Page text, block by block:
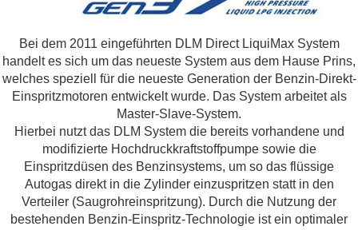
Bei dem 2011 eingeführten DLM Direct LiquiMax System
handelt es sich um das neueste System aus dem Hause Prins,
welches speziell für die neueste Generation der Benzin-Direkt-
Einspritzmotoren entwickelt wurde. Das System arbeitet als
Master-Slave-System.
Hierbei nutzt das DLM System die bereits vorhandene und
modifizierte Hochdruckkraftstoffpumpe sowie die
Einspritzdüsen des Benzinsystems, um so das flüssige
Autogas direkt in die Zylinder einzuspritzen statt in den
Verteiler (Saugrohreinspritzung). Durch die Nutzung der
bestehenden Benzin-Einspritz-Technologie ist ein optimaler